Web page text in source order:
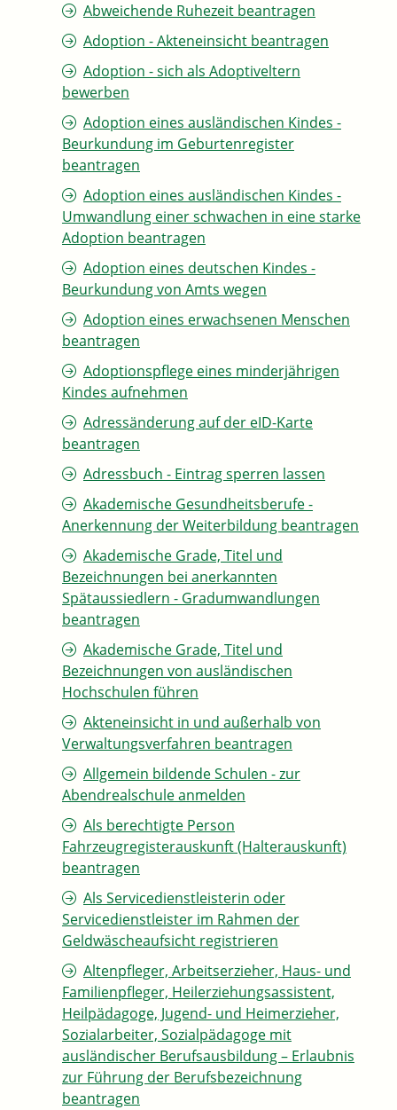
Abweichende Ruhezeit beantragen
Adoption - Akteneinsicht beantragen
Adoption - sich als Adoptiveltern
bewerben
Adoption eines ausländischen Kindes -
Beurkundung im Geburtenregister
beantragen
Adoption eines ausländischen Kindes -
Umwandlung einer schwachen in eine starke
Adoption beantragen
Adoption eines deutschen Kindes -
Beurkundung von Amts wegen
Adoption eines erwachsenen Menschen
beantragen
Adoptionspflege eines minderjährigen
Kindes aufnehmen
Adressänderung auf der eID-Karte
beantragen
Adressbuch - Eintrag sperren lassen
Akademische Gesundheitsberufe -
Anerkennung der Weiterbildung beantragen
Akademische Grade, Titel und
Bezeichnungen bei anerkannten
Spätaussiedlern - Gradumwandlungen
beantragen
Akademische Grade, Titel und
Bezeichnungen von ausländischen
Hochschulen führen
Akteneinsicht in und außerhalb von
Verwaltungsverfahren beantragen
Allgemein bildende Schulen - zur
Abendrealschule anmelden
Als berechtigte Person
Fahrzeugregisterauskunft (Halterauskunft)
beantragen
Als Servicedienstleisterin oder
Servicedienstleister im Rahmen der
Geldwäscheaufsicht registrieren
Altenpfleger, Arbeitserzieher, Haus- und
Familienpfleger, Heilerziehungsassistent,
Heilpädagoge, Jugend- und Heimerzieher,
Sozialarbeiter, Sozialpädagoge mit
ausländischer Berufsausbildung – Erlaubnis
zur Führung der Berufsbezeichnung
beantragen